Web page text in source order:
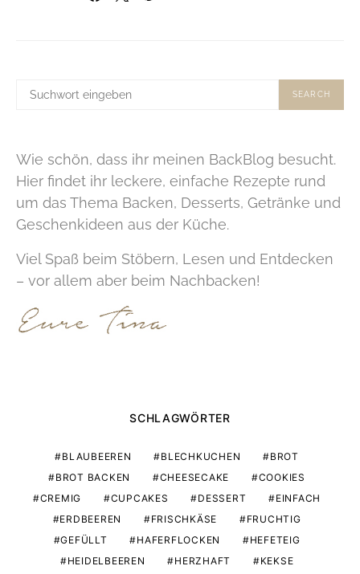
SUCHE
SEARCH
Wie schön, dass ihr meinen BackBlog besucht.
Hier findet ihr leckere, einfache Rezepte rund
um das Thema Backen, Desserts, Getränke und
Geschenkideen aus der Küche.
Viel Spaß beim Stöbern, Lesen und Entdecken
– vor allem aber beim Nachbacken!
SCHLAGWÖRTER
BLAUBEEREN BLECHKUCHEN
BROT
BROT BACKEN
CHEESECAKE
COOKIES
CREMIG
CUPCAKES DESSERT
EINFACH
ERDBEEREN
FRISCHKÄSE
FRUCHTIG
GEFÜLLT
HAFERFLOCKEN
HEFETEIG
HEIDELBEEREN
HERZHAFT
KEKSE